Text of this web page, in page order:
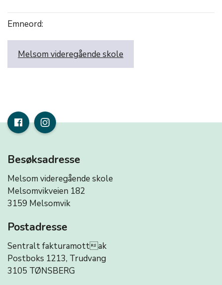
Emneord:
Melsom videregående skole
Besøksadresse
Melsom videregående skole
Melsomvikveien 182
3159 Melsomvik
Postadresse
Sentralt fakturamottak
Postboks 1213, Trudvang
3105 TØNSBERG